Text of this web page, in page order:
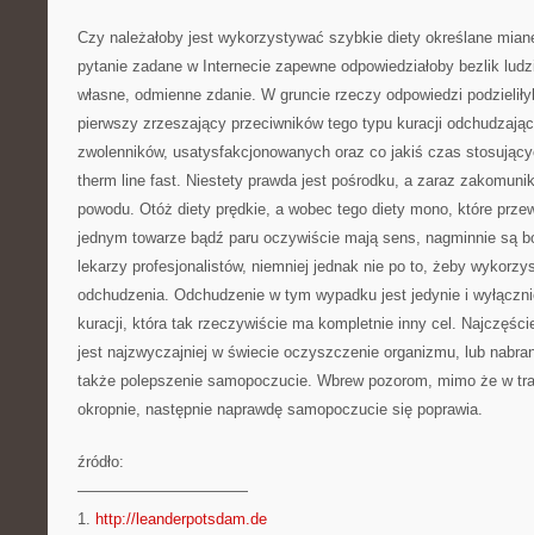
Czy należałoby jest wykorzystywać szybkie diety określane
pytanie zadane w Internecie zapewne odpowiedziałoby bezlik
własne, odmienne zdanie. W gruncie rzeczy odpowiedzi
pierwszy zrzeszający przeciwników tego typu kuracji
zwolenników, usatysfakcjonowanych oraz co jakiś czas
therm line fast. Niestety prawda jest pośrodku, a zaraz
powodu. Otóż diety prędkie, a wobec tego diety mono, które
jednym towarze bądź paru oczywiście mają sens, nagminnie są
lekarzy profesjonalistów, niemniej jednak nie po to, żeby
odchudzenia. Odchudzenie w tym wypadku jest jedynie i
kuracji, która tak rzeczywiście ma kompletnie inny cel.
jest najzwyczajniej w świecie oczyszczenie organizmu, lub
także polepszenie samopoczucie. Wbrew pozorom, mimo że w
okropnie, następnie naprawdę samopoczucie się poprawia.
źródło:
———————————
1. http://leanderpotsdam.de